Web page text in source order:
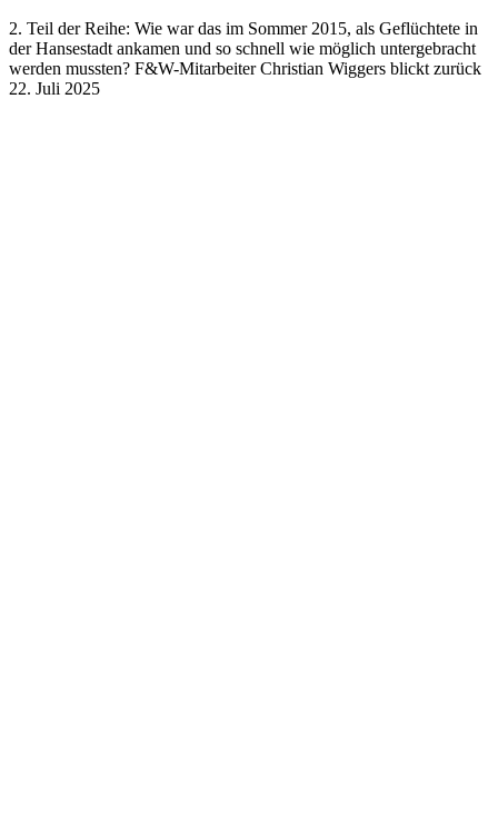
2. Teil der Reihe: Wie war das im Sommer 2015, als Geflüchtete in
der Hansestadt ankamen und so schnell wie möglich untergebracht
werden mussten? F&W-Mitarbeiter Christian Wiggers blickt zurück
22. Juli 2025